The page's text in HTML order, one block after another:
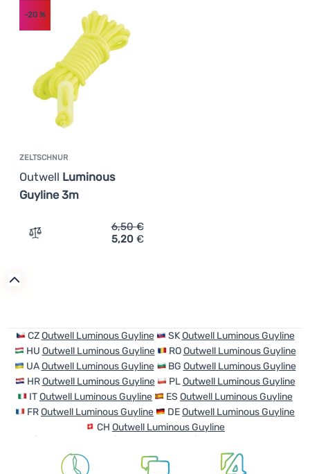
Anmelden /
Registrieren
ZELTSCHNUR
Outwell Luminous
Guyline 3m
-20 %
Zum Vergleich 'Zeltschnur Outwell Luminous Guyline
6,50€
5,20 €
CZOutwell Luminous Guyline SKOutwell Luminous Guyline
HU Outwell Luminous Guyline ROOutwell Luminous Guyline
UAOutwell Luminous Guyline BG Outwell Luminous Guyline
HROutwell Luminous Guyline PLOutwell Luminous Guyline
ITOutwell Luminous Guyline ES Outwell Luminous Guyline
FROutwell Luminous Guyline DEOutwell Luminous Guyline
CH Outwell Luminous Guyline